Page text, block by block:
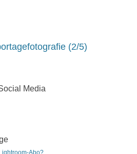
(2/5)
Media
Abo?